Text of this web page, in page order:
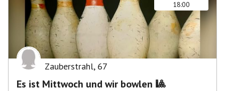
18:00
Zauberstrahl, 67
Es ist Mittwoch und wir bowlen 🎱